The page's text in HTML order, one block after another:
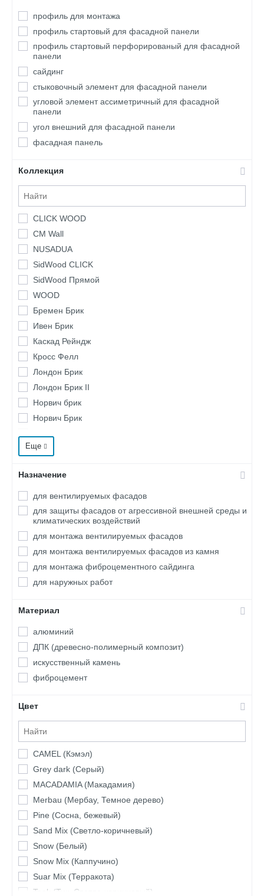
профиль для монтажа
профиль стартовый для фасадной панели
профиль стартовый перфорированый для фасадной
панели
сайдинг
стыковочный элемент для фасадной панели
угловой элемент ассиметричный для фасадной
панели
угол внешний для фасадной панели
фасадная панель
Коллекция
CLICK WOOD
CM Wall
NUSADUA
SidWood CLICK
SidWood Прямой
WOOD
Бремен Брик
Ивен Брик
Каскад Рейндж
Кросс Фелл
Лондон Брик
Лондон Брик II
Норвич брик
Норвич Брик
Орон Брик
Ринн Брик
Тибур
Тиволи
Толедо
Уайт Клиффс
Фьорд Лэнд
Хорн Брик
Хофф Брик
Шинон
Эссен Брик
Еще
Назначение
для вентилируемых фасадов
для защиты фасадов от агрессивной внешней среды и
климатических воздействий
для монтажа вентилируемых фасадов
для монтажа вентилируемых фасадов из камня
для монтажа фиброцементного сайдинга
для наружных работ
Материал
алюминий
ДПК (древесно-полимерный композит)
искусственный камень
фиброцемент
Цвет
CAMEL (Кэмэл)
Grey dark (Серый)
MACADAMIA (Макадамия)
Merbau (Мербау, Темное дерево)
Pine (Сосна, бежевый)
Sand Mix (Светло-коричневый)
Snow (Белый)
Snow Mix (Каппучино)
Suar Mix (Терракота)
Teak (Тик, Светло-коричневый)